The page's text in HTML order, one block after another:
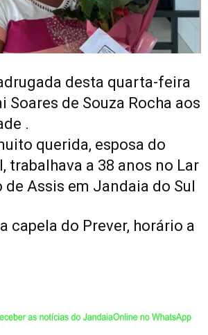
desta quarta-feira
Soares de Souza Rocha aos
.
querida, esposa do
trabalhava a 38 anos no Lar
de Assis em Jandaia do Sul
capela do Prever, horário a